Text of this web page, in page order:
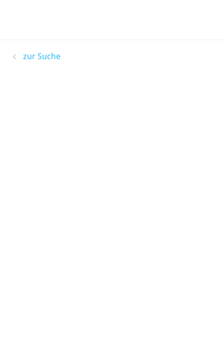
zur Suche